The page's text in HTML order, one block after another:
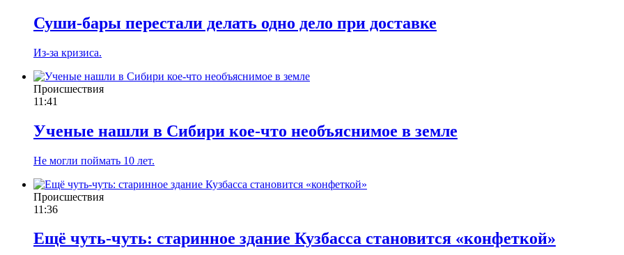
Суши-бары перестали делать одно дело при доставке
Из-за кризиса.
Происшествия
11:41
Ученые нашли в Сибири кое-что необъяснимое в земле
Не могли поймать 10 лет.
Происшествия
11:36
Ещё чуть-чуть: старинное здание Кузбасса становится «конфеткой»